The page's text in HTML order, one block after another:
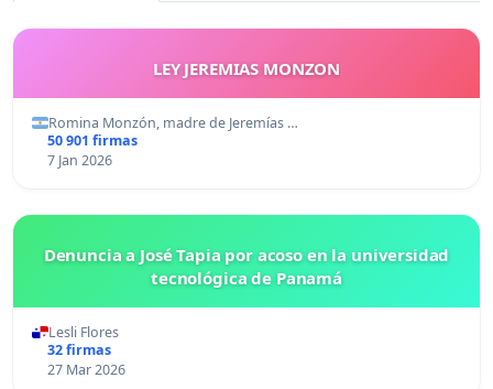
LEY JEREMIAS MONZON
Romina Monzón, madre de Jeremías …
50 901 firmas
7 Jan 2026
Denuncia a José Tapia por acoso en la universidad
tecnológica de Panamá
Lesli Flores
32 firmas
27 Mar 2026